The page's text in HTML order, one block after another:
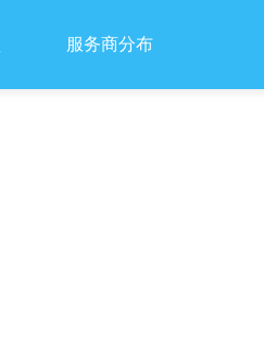
服务商分布